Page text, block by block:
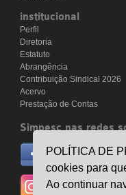
institucional
Perfil
Diretoria
Estatuto
Abrangência
Contribuição Sindical 2026
Acervo
Prestação de Contas
Simpesc nas redes
no facebook
/simpesc
no instagram
POLÍTICA DE
cookies para
Ao continuar